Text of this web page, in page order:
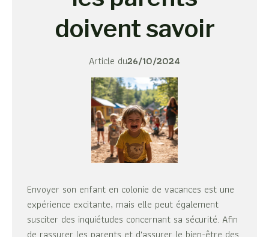
doivent savoir
Article du26/10/2024
Envoyer son enfant en colonie de vacances est une
expérience excitante, mais elle peut également
susciter des inquiétudes concernant sa sécurité. Afin